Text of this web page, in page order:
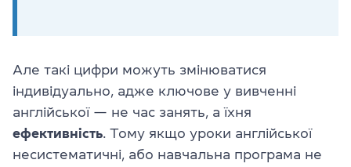
Але такі цифри можуть змінюватися
індивідуально, адже ключове у вивченні
англійської — не час занять, а їхня
ефективність. Тому якщо уроки англійської
несистематичні, або навчальна програма не